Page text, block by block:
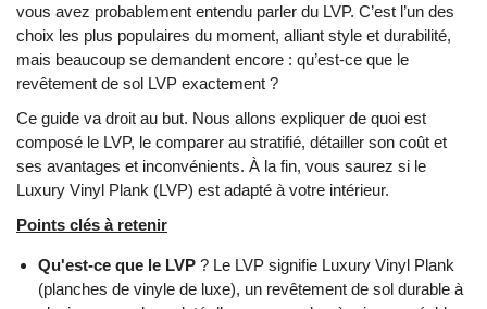
vous avez probablement entendu parler du LVP. C’est l’un des
choix les plus populaires du moment, alliant style et durabilité,
mais beaucoup se demandent encore : qu’est-ce que le
revêtement de sol LVP exactement ?
Ce guide va droit au but. Nous allons expliquer de quoi est
composé le LVP, le comparer au stratifié, détailler son coût et
ses avantages et inconvénients. À la fin, vous saurez si le
Luxury Vinyl Plank (LVP) est adapté à votre intérieur.
Points clés à retenir
Qu'est-ce que le LVP ? Le LVP signifie Luxury Vinyl Plank
(planches de vinyle de luxe), un revêtement de sol durable à